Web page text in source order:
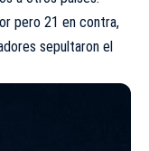
pero 21 en contra,
sepultaron el